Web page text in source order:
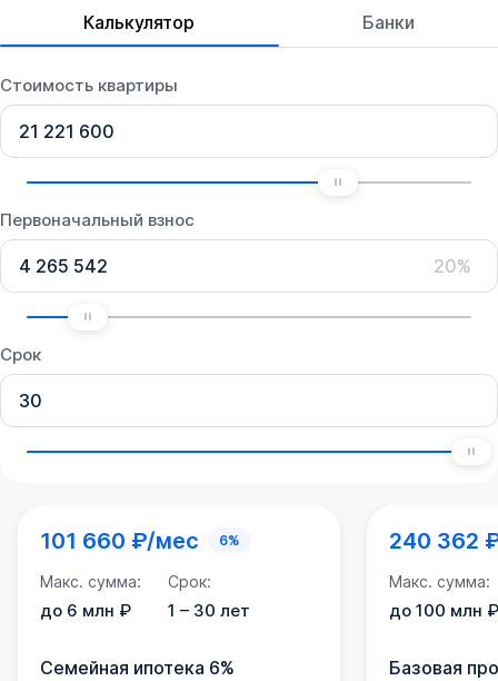
Калькулятор Банки
Стоимость квартиры
Первоначальный взнос
20%
Срок
101 660 ₽/мес 6%
Макс. сумма:
до 6 млн ₽
Срок:
1 – 30 лет
Семейная ипотека 6%
240 362
Макс. сумма:
до 100 млн ₽
Базовая